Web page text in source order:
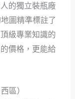
的獨立裝瓶廠
圖精準標註了
級專業知識的
價格，更能給
區）